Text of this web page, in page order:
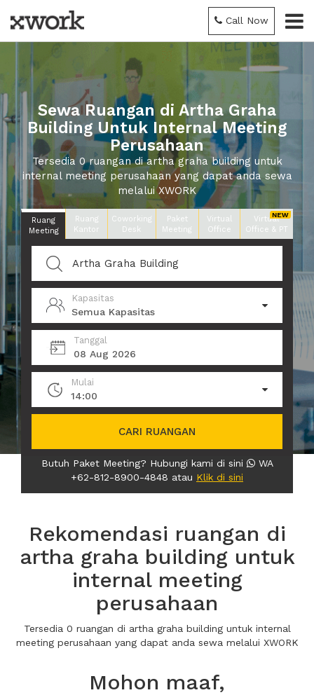
Call Now
Sewa Ruangan di Artha Graha
Building Untuk Internal Meeting
Perusahaan
Tersedia 0 ruangan di artha graha building untuk
internal meeting perusahaan yang dapat anda sewa
melalui XWORK
Ruang
Meeting
Ruang
Kantor
Coworking
Desk
Paket
Meeting
Virtual
Office
Virtual
Office & PT
Kapasitas
Semua Kapasitas
Tanggal
08 Aug 2026
Mulai
14:00
CARI RUANGAN
Butuh Paket Meeting? Hubungi kami di sini
WA
+62-812-8900-4848 atau Klik di sini
Rekomendasi ruangan di
artha graha building untuk
internal meeting
perusahaan
Tersedia 0 ruangan di artha graha building untuk internal
meeting perusahaan yang dapat anda sewa melalui XWORK
Mohon maaf,